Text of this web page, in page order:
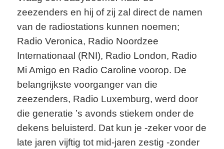
zeezenders en hij of zij zal direct de namen
van de radiostations kunnen noemen;
Radio Veronica, Radio Noordzee
Internationaal (RNI), Radio London, Radio
Mi Amigo en Radio Caroline voorop. De
belangrijkste voorganger van die
zeezenders, Radio Luxemburg, werd door
die generatie ’s avonds stiekem onder de
dekens beluisterd. Dat kun je -zeker voor de
late jaren vijftig tot mid-jaren zestig -zonder